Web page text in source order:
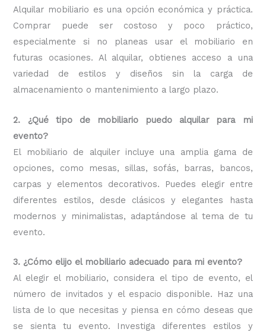
Alquilar mobiliario es una opción económica y práctica.
Comprar puede ser costoso y poco práctico,
especialmente si no planeas usar el mobiliario en
futuras ocasiones. Al alquilar, obtienes acceso a una
variedad de estilos y diseños sin la carga de
almacenamiento o mantenimiento a largo plazo.
2. ¿Qué tipo de mobiliario puedo alquilar para mi
evento?
El mobiliario de alquiler incluye una amplia gama de
opciones, como mesas, sillas, sofás, barras, bancos,
carpas y elementos decorativos. Puedes elegir entre
diferentes estilos, desde clásicos y elegantes hasta
modernos y minimalistas, adaptándose al tema de tu
evento.
3. ¿Cómo elijo el mobiliario adecuado para mi evento?
Al elegir el mobiliario, considera el tipo de evento, el
número de invitados y el espacio disponible. Haz una
lista de lo que necesitas y piensa en cómo deseas que
se sienta tu evento. Investiga diferentes estilos y